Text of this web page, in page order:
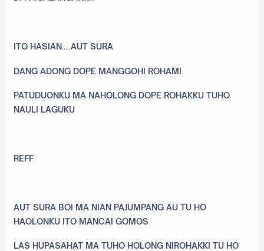
ITO HASIAN.....AUT SURA
DANG ADONG DOPE MANGGOHI ROHAMI
PATUDUONKU MA NAHOLONG DOPE ROHAKKU TUHO
NAULI LAGUKU
REFF
AUT SURA BOI MA NIAN PAJUMPANG AU TU HO
HAOLONKU ITO MANCAI GOMOS
LAS HUPASAHAT MA TUHO HOLONG NIROHAKKI TU HO